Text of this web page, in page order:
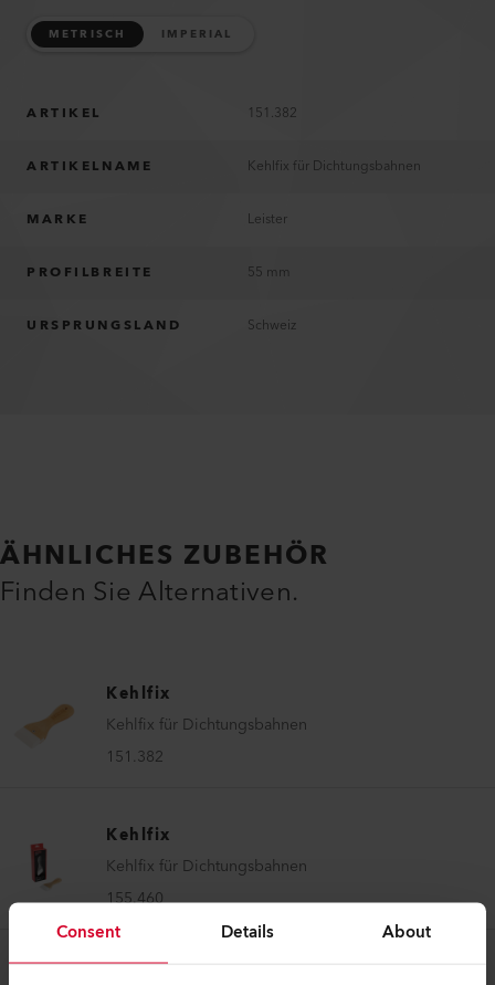
Consent Details About
METRISCH IMPERIAL
ARTIKEL 151.382
ARTIKELNAME Kehlfix für Dichtungsbahnen
MARKE Leister
PROFILBREITE 55 mm
URSPRUNGSLAND Schweiz
ÄHNLICHES ZUBEHÖR
Finden Sie Alternativen.
Kehlfix
Kehlfix für Dichtungsbahnen
151.382
Kehlfix
Kehlfix für Dichtungsbahnen
155.460